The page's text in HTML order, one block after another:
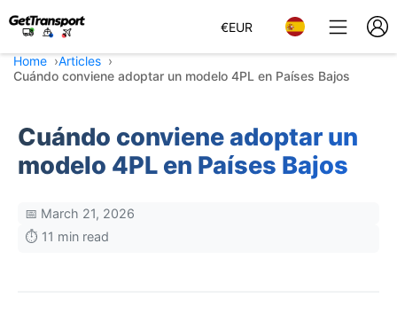
€EUR
Home
Articles
Cuándo conviene adoptar un modelo 4PL en Países Bajos
Cuándo conviene adoptar un
modelo 4PL en Países Bajos
📅 March 21, 2026
⏱️ 11 min read